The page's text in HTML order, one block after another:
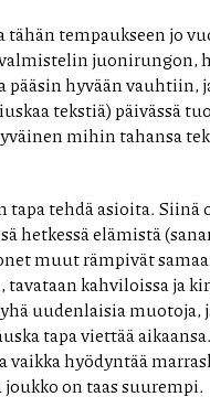
tempaukseen jo
juonirungon,
pääsin hyvään
tekstiä) päivässä
mihin tahansa
tehdä asioita.
hetkessä elämistä
muut rämpivät
kahviloissa ja
uudenlaisia muotoja,
tapa viettää
hyödyntää
on taas suurempi.